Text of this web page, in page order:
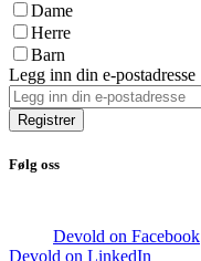
Dame
Herre
Barn
Legg inn din e-postadresse
Registrer
Følg oss
Devold on Facebook
Devold on LinkedIn